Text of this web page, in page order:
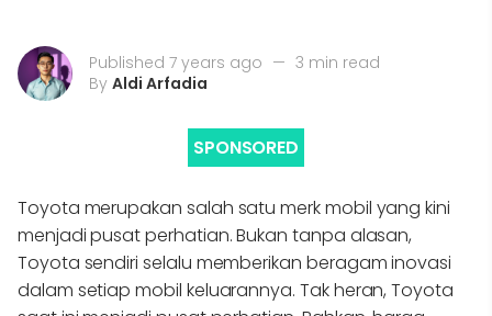
Published 7 years ago — 3 min read
By Aldi Arfadia
SPONSORED
Toyota merupakan salah satu merk mobil yang kini
menjadi pusat perhatian. Bukan tanpa alasan,
Toyota sendiri selalu memberikan beragam inovasi
dalam setiap mobil keluarannya. Tak heran, Toyota